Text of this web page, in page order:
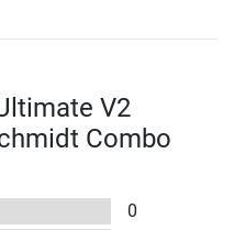
V2
Combo
0